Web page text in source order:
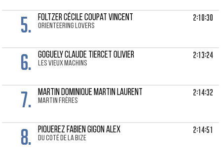
5. FOLTZER CÉCILE Coupat Vincent
Orienteering lovers
2:10:30
6. GOGUELY CLAUDE Tiercet Olivier
LES VIEUX MACHINS
2:13:24
7. MARTIN DOMINIQUE Martin Laurent
martin frères
2:14:32
8. PIQUEREZ FABIEN Gigon Alex
Du coté de la bize
2:14:51